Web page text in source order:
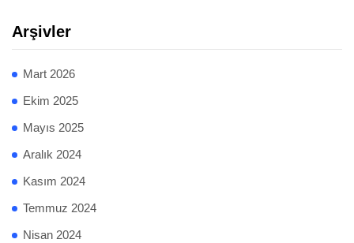
Arşivler
Mart 2026
Ekim 2025
Mayıs 2025
Aralık 2024
Kasım 2024
Temmuz 2024
Nisan 2024